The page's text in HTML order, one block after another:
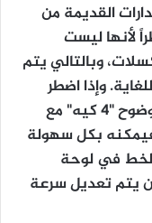
القديمة من
لأنها ليست
وبالتالي يتم
وإذا اضطر
المستخدم لتوصيل الشاشات فائقة الوضوح "4 كيه" مع
المزودة بنظام ويندوز 7 أو 8.1 فيمكنه بكل سهولة
في لوحة
الأفضل أن يتم تعديل سرعة